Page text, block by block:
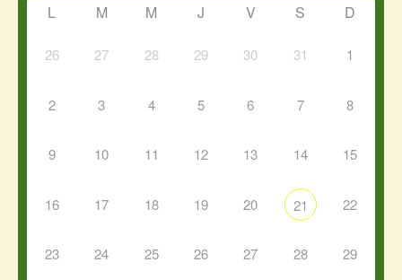
L M M J V S D
26 27 28 29 30 31 1
2 3 4 5 6 7 8
9 10 11 12 13 14 15
16 17 18 19 20 21 22
23 24 25 26 27 28 29